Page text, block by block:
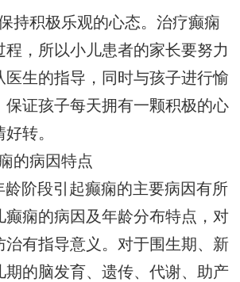
持积极乐观的心态。治疗癫痫
程，所以小儿患者的家长要努力
医生的指导，同时与孩子进行愉
保证孩子每天拥有一颗积极的心
转。
的病因特点
龄阶段引起癫痫的主要病因有所
癫痫的病因及年龄分布特点，对
治有指导意义。对于围生期、新
期的脑发育、遗传、代谢、助产